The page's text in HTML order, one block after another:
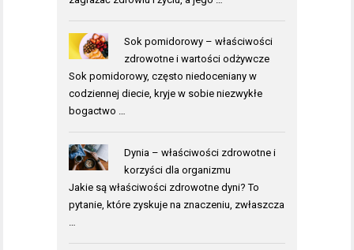
Sok pomidorowy – właściwości
zdrowotne i wartości odżywcze
Sok pomidorowy, często niedoceniany w
codziennej diecie, kryje w sobie niezwykłe
bogactwo …
Dynia – właściwości zdrowotne i
korzyści dla organizmu
Jakie są właściwości zdrowotne dyni? To
pytanie, które zyskuje na znaczeniu, zwłaszcza